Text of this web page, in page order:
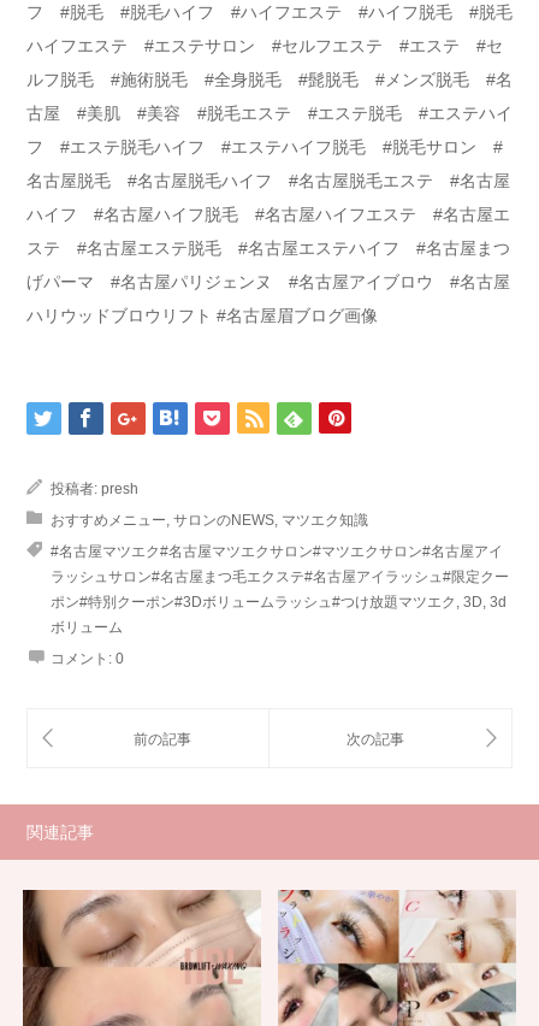
フ #脱毛 #脱毛ハイフ #ハイフエステ #ハイフ脱毛 #脱毛
ハイフエステ #エステサロン #セルフエステ #エステ #セ
ルフ脱毛 #施術脱毛 #全身脱毛 #髭脱毛 #メンズ脱毛 #名
古屋 #美肌 #美容 #脱毛エステ #エステ脱毛 #エステハイ
フ #エステ脱毛ハイフ #エステハイフ脱毛 #脱毛サロン #
名古屋脱毛 #名古屋脱毛ハイフ #名古屋脱毛エステ #名古屋
ハイフ #名古屋ハイフ脱毛 #名古屋ハイフエステ #名古屋エ
ステ #名古屋エステ脱毛 #名古屋エステハイフ #名古屋まつ
げパーマ #名古屋パリジェンヌ #名古屋アイブロウ #名古屋
ハリウッドブロウリフト #名古屋眉ブログ画像
投稿者: presh
おすすめメニュー サロンのNEWS マツエク知識
#名古屋マツエク#名古屋マツエクサロン#マツエクサロン#名古屋アイ
ラッシュサロン#名古屋まつ毛エクステ#名古屋アイラッシュ#限定クー
ポン#特別クーポン#3Dボリュームラッシュ#つけ放題マツエク 3D 3d
ボリューム
コメント: 0
関連記事